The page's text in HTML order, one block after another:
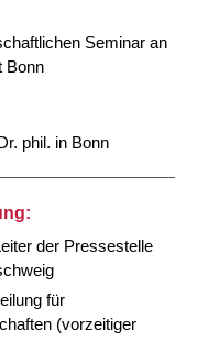
Seminar an
Bonn
phil. in Bonn
der Pressestelle
für
(vorzeitiger